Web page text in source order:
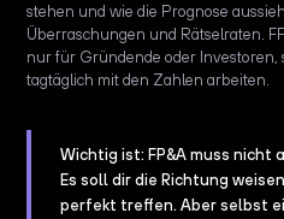
stehen und wie die Prognose
Überraschungen und Rätselraten.
nur für Gründende oder Investoren,
tagtäglich mit den Zahlen arbeiten.
Wichtig ist: FP&A muss nicht
Es soll dir die Richtung
perfekt treffen. Aber selbst